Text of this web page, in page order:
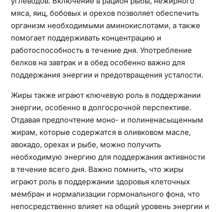
мяса, яиц, бобовых и орехов позволяет обеспечить
организм необходимыми аминокислотами, а также
помогает поддерживать концентрацию и
работоспособность в течение дня. Употребление
белков на завтрак и в обед особенно важно для
поддержания энергии и предотвращения усталости.
Жиры также играют ключевую роль в поддержании
энергии, особенно в долгосрочной перспективе.
Отдавая предпочтение моно- и полиненасыщенным
жирам, которые содержатся в оливковом масле,
авокадо, орехах и рыбе, можно получить
необходимую энергию для поддержания активности
в течение всего дня. Важно помнить, что жиры
играют роль в поддержании здоровья клеточных
мембран и нормализации гормонального фона, что
непосредственно влияет на общий уровень энергии и